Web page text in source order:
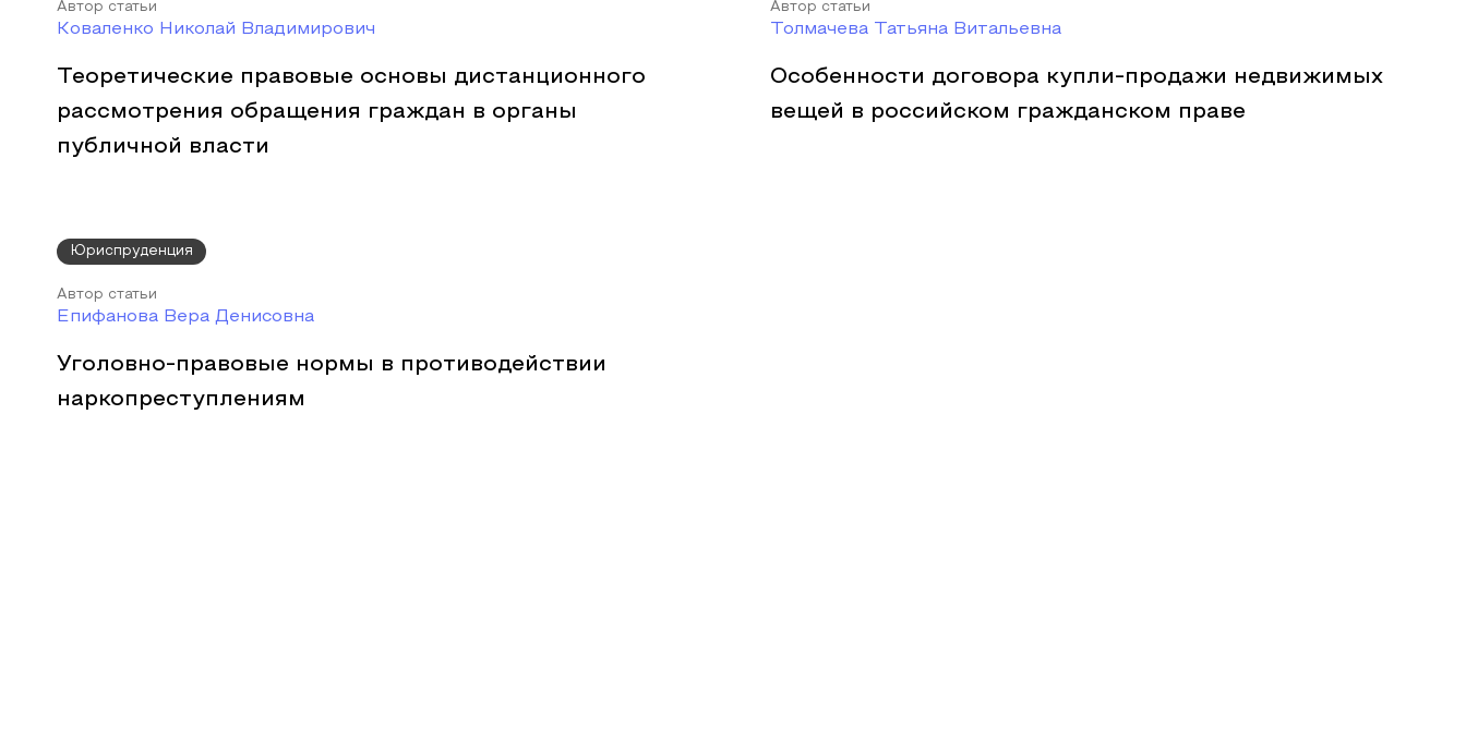
Автор статьи
Коваленко Николай Владимирович
Теоретические правовые основы дистанционного
рассмотрения обращения граждан в органы
публичной власти
Автор статьи
Толмачева Татьяна Витальевна
Особенности договора купли-продажи недвижимых
вещей в российском гражданском праве
Юриспруденция
Автор статьи
Епифанова Вера Денисовна
Уголовно-правовые нормы в противодействии
наркопреступлениям